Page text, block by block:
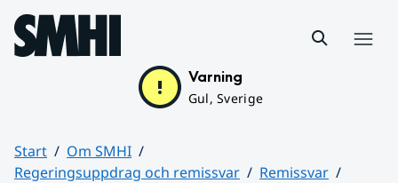
Hoppa till sidans innehåll
Varning
Gul, Sverige
Start
Om SMHI
Regeringsuppdrag och remissvar
Remissvar